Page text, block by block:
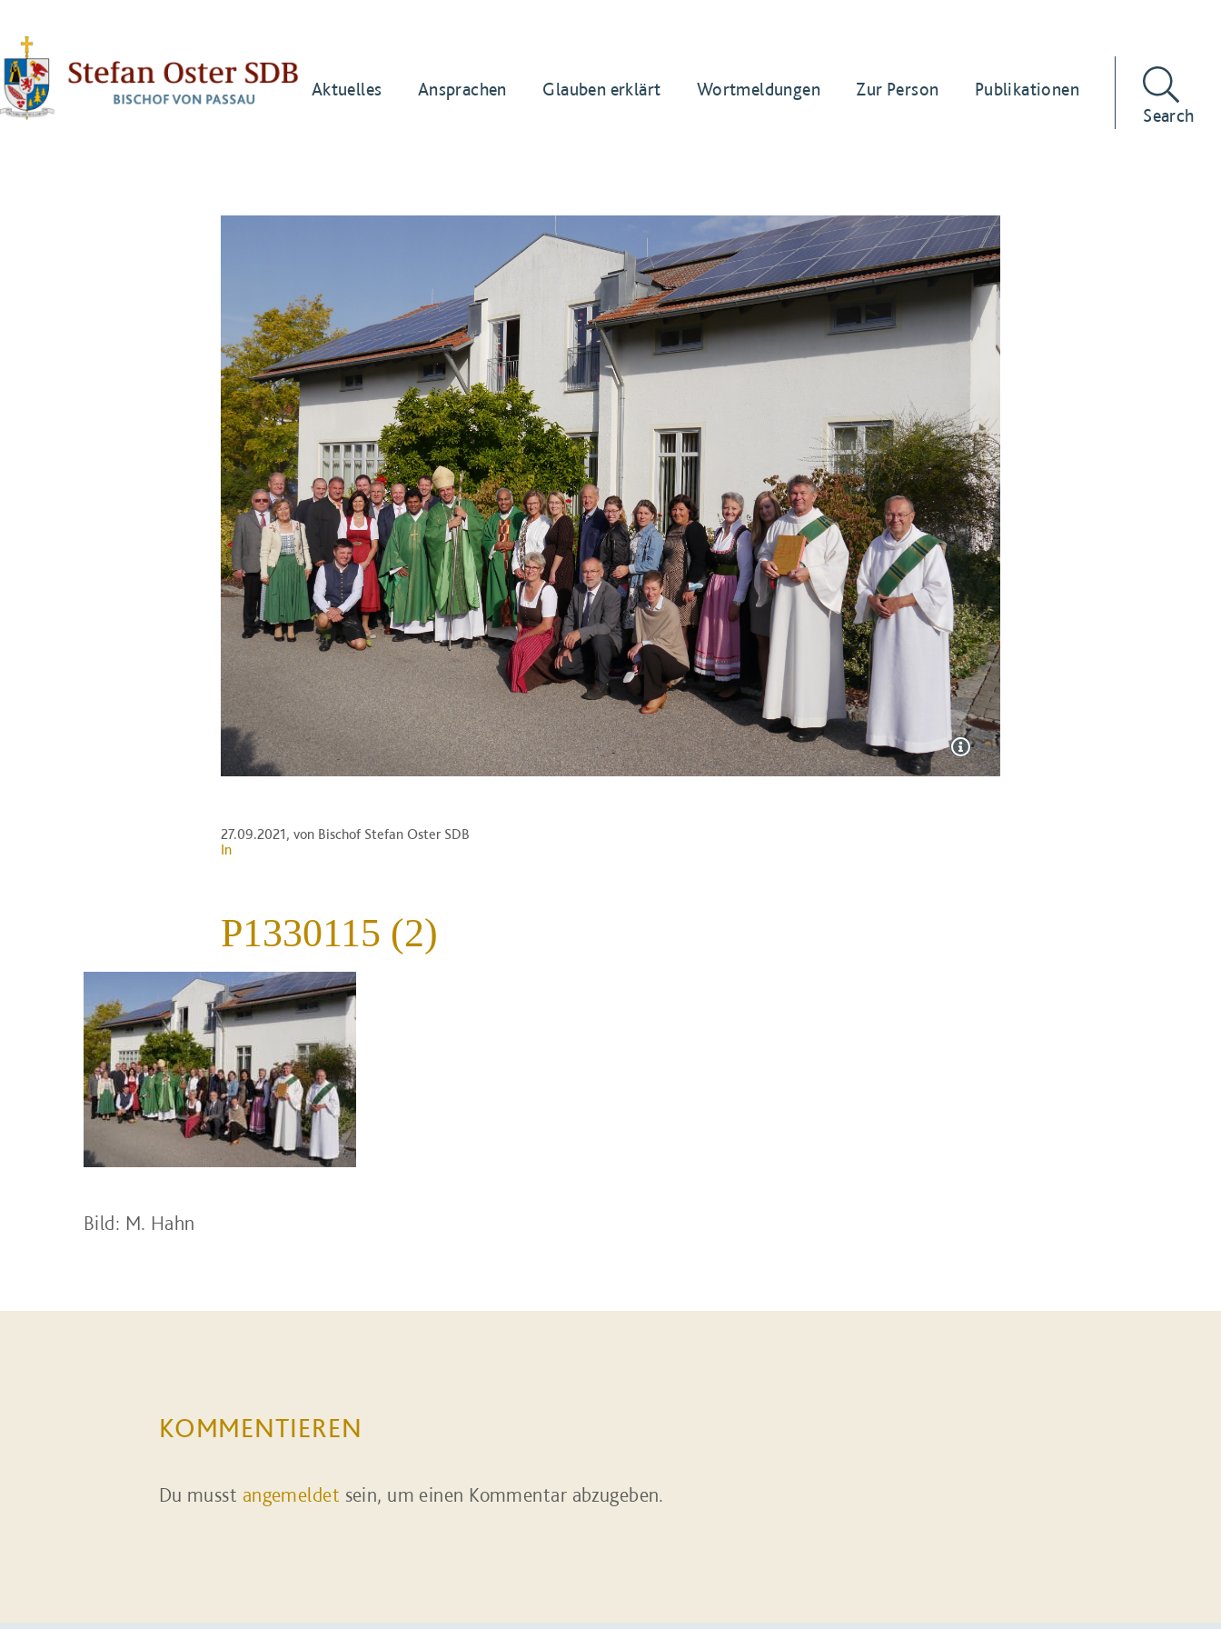
Aktuelles Ansprachen Glauben erklärt Wortmeldungen Zur Person
Publikationen
Search
27.09.2021, von Bischof Stefan Oster SDB
In
P1330115 (2)
Bild: M. Hahn
KOMMENTIEREN
Du musst angemeldet sein, um einen Kommentar abzugeben.